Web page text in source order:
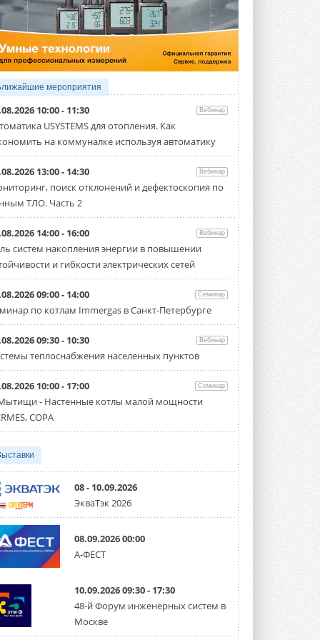
5 АВГУСТА 2026
21-й ежегодный форум
«ЦОД-2026»
Мероприятие пройдет 2-3 сентября в
отеле Radisson Slavyanskaya. Форум
посетит более двух тысяч участников ...
5 АВГУСТА 2026
Китайская Shenling представила
линейку тепловых насосов
«воздух-вода» на R290
Серия ThermaX R290 All-In-One
включает три модели ...
Тепловые насосы в связке с
солнечной генерацией и
накопителем снижают
потребление на 60%
Исследователи из Италии установили ...
4 АВГУСТА 2026
«РУСКЛИМАТ Fest 2026» в Уфе
собрал свыше 700 профи
климатической отрасли
Организатором выступил торгово-
производственный холдинг ...
ЦОД с плотностью 54 кВт на
стойку
3 АВГУСТА 2026
систему DVM на R32
Линейка включает семь типоразмеров
производительностью от 22,4 до 56 кВт.
Суммарная длина трубопроводов ...
3 АВГУСТА 2026
«СиСофт Девелопмент» подвел
итоги конкурса студенческих
стартует уже в сентябре 2026 года ...
3 АВГУСТА 2026
«Русклимат» укрепляет
мероприятия
10:00 - 11:30 Вебинар
USYSTEMS для отопления. Как
на коммуналке используя автоматику
13:00 - 14:30 Вебинар
поиск отклонений и дефектоскопия по
ТЛО. Часть 2
14:00 - 16:00 Вебинар
систем накопления энергии в повышении
и гибкости электрических сетей
09:00 - 14:00 Семинар
по котлам Immergas в Санкт-Петербурге
09:30 - 10:30 Вебинар
теплоснабжения населенных пунктов
10:00 - 17:00 Семинар
- Настенные котлы малой мощности
COPA
08 - 10.09.2026
ЭкваТэк 2026
08.09.2026 00:00
А-ФЕСТ
10.09.2026 09:30 - 17:30
48-й Форум инженерных систем в
Москве